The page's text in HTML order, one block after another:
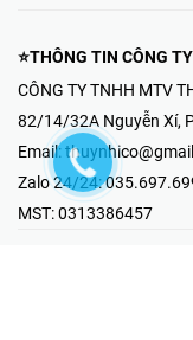
⭐THÔNG TIN CÔNG TY
CÔNG TY TNHH MTV
82/14/32A Nguyễn Xí,
Email:
Zalo 24/24:
MST:0313386457